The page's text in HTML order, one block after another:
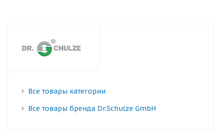
Все товары категории
Все товары бренда Dr.Schulze GmbH